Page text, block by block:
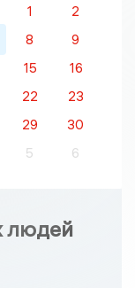
1
2
8
9
15
16
22
23
29
30
5 6
людей